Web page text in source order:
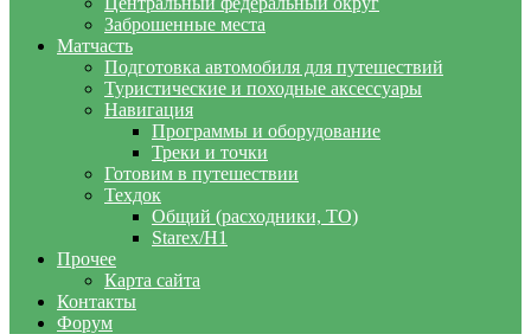
Заброшенные места
Матчасть
Подготовка автомобиля для путешествий
Туристические и походные аксессуары
Навигация
Программы и оборудование
Треки и точки
Готовим в путешествии
Техдок
Общий (расходники, ТО)
Starex/H1
Прочее
Карта сайта
Контакты
Форум